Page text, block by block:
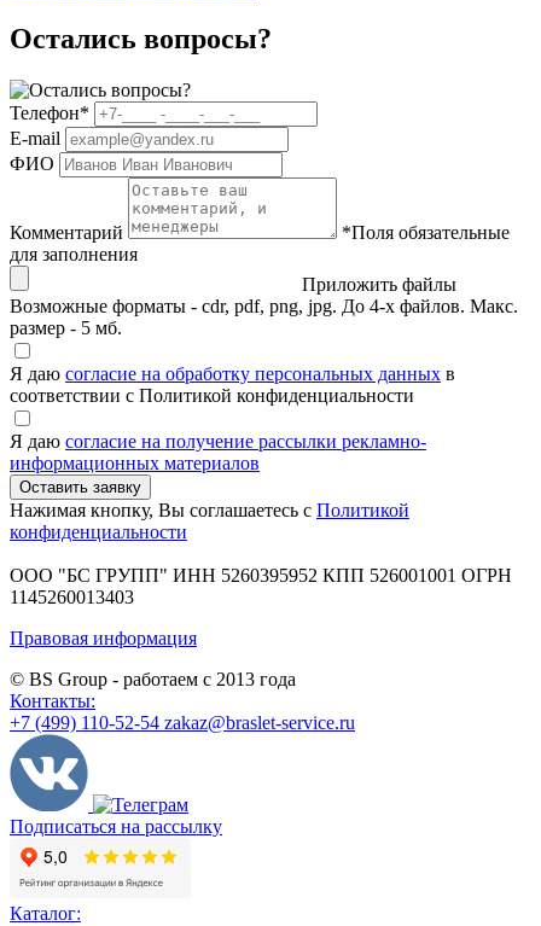
Остались вопросы?
Телефон*
E-mail
ФИО
Комментарий *Поля обязательные
для заполнения
Приложить файлы
Возможные форматы - cdr, pdf, png, jpg. До 4-х файлов. Макс.
размер - 5 мб.
Я даю согласие на обработку персональных данных в
соответствии с Политикой конфиденциальности
Я даю согласие на получение рассылки рекламно-
информационных материалов
Нажимая кнопку, Вы соглашаетесь с Политикой
конфиденциальности
ООО "БС ГРУПП" ИНН 5260395952 КПП 526001001 ОГРН
1145260013403
Правовая информация
© BS Group - работаем с 2013 года
Контакты:
+7 (499) 110-52-54 zakaz@braslet-service.ru
Подписаться на рассылку
Каталог: